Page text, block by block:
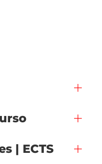
| ECTS